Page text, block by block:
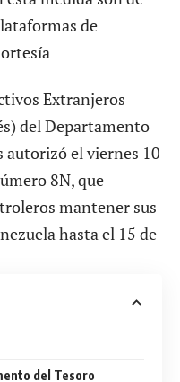
de
Extranjeros
del Departamento
autorizó el viernes 10
8N, que
mantener sus
hasta el 15 de
del Tesoro